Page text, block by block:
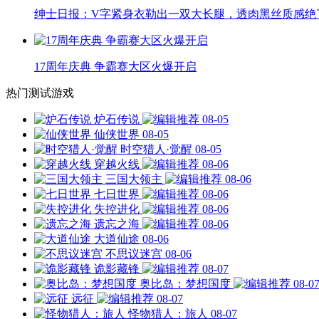
绅士日报：V字紧身衣勒出一双大长腿，透肉黑丝质感绝
17周年庆典 争霸赛大区火爆开启
热门测试游戏
炉石传说
08-05
仙侠世界 08-05
时空猎人·觉醒 08-05
穿越火线
08-06
三国大领主
08-06
七日世界
08-06
失控进化
08-06
遗忘之海
08-06
大道仙途 08-06
不思议迷宫 08-06
诡影藏锋
08-07
奥比岛：梦想国度
08-07
远征
08-07
怪物猎人：旅人 08-07